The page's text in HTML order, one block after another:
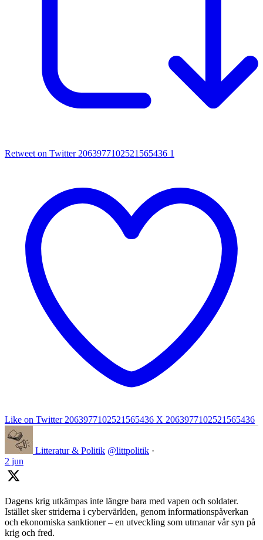
Retweet on Twitter 2063977102521565436 1
Like on Twitter 2063977102521565436 X 2063977102521565436
Litteratur & Politik @littpolitik ·
2 jun
Dagens krig utkämpas inte längre bara med vapen och soldater.
Istället sker striderna i cybervärlden, genom informationspåverkan
och ekonomiska sanktioner – en utveckling som utmanar vår syn på
krig och fred.